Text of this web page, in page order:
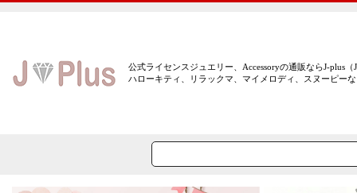
公式ライセンスジュエリー、Accessoryの通販ならJ-plus（
ハローキティ、リラックマ、マイメロディ、スヌーピー